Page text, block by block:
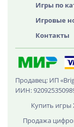
Игры по
Игровые
Контакты
Продавец: ИП
ИИН:
Купить игры
Продажа